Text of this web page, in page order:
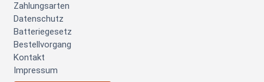
Zahlungsarten
Datenschutz
Batteriegesetz
Bestellvorgang
Kontakt
Impressum